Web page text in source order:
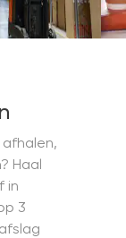
afhalen,
Haal
in
3